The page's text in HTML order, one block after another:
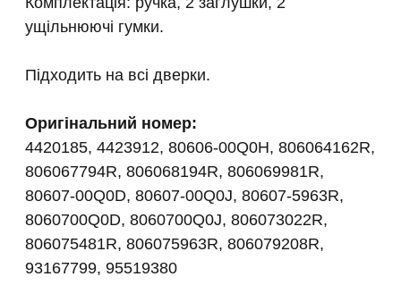
ущільнюючі гумки.
Підходить на всі дверки.
Оригінальний номер:
4420185, 4423912, 80606-00Q0H, 806064162R,
806067794R, 806068194R, 806069981R,
80607-00Q0D, 80607-00Q0J, 80607-5963R,
8060700Q0D, 8060700Q0J, 806073022R,
806075481R, 806075963R, 806079208R,
93167799, 95519380